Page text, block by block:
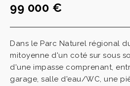
99 000 €
Dans le Parc Naturel régional
mitoyenne d'un coté sur sous
d'une impasse comprenant,
garage, salle d'eau/WC, une